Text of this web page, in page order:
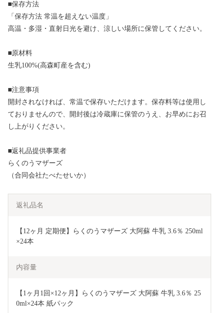
■保存方法
「保存方法 常温を超えない温度」
高温・多湿・直射日光を避け、涼しい場所に保管してください。
■原材料
生乳100%(高森町産を含む)
■注意事項
開封されなければ、常温で保存いただけます。保存料等は使用し
ておりませんので、開封後は冷蔵庫に保管のうえ、お早めにお召
し上がりください。
■返礼品提供事業者
らくのうマザーズ
（合同会社たべたせいか）
返礼品名
【12ヶ月 定期便】らくのうマザーズ 大阿蘇 牛乳 3.6％ 250ml
×24本
内容量
【1ヶ月1回×12ヶ月】らくのうマザーズ 大阿蘇 牛乳 3.6％ 25
0ml×24本 紙パック